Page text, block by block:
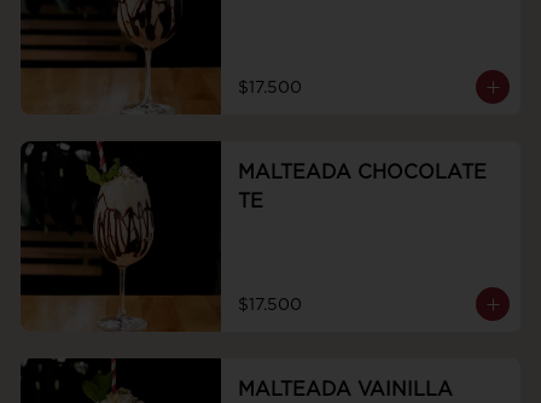
$17.500
MALTEADA CHOCOLATE
TE
$17.500
MALTEADA VAINILLA